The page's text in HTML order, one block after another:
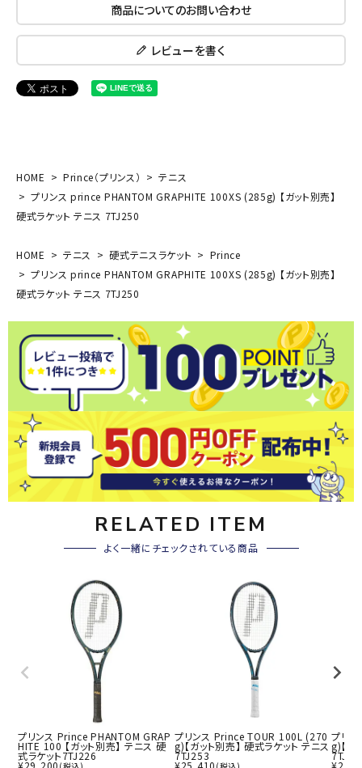
商品についてのお問い合わせ
レビューを書く
HOME Prince（プリンス）
テニス
プリンス prince PHANTOM GRAPHITE 100XS (285g) 【ガット別売】
硬式ラケット テニス 7TJ250
HOME テニス 硬式テニスラケット
Prince
プリンス prince PHANTOM GRAPHITE 100XS (285g) 【ガット別売】
硬式ラケット テニス 7TJ250
RELATED ITEM
よく一緒にチェックされている商品
プリンス Prince PHANTOM GRAP
HITE 100 【ガット別売】 テニス 硬
式ラケット7TJ226
¥29,200
プリンス Prince TOUR 100L (270
g)【ガット別売】 硬式ラケット テニス
7TJ253
¥25,410
プリ
g)【ガ
¥